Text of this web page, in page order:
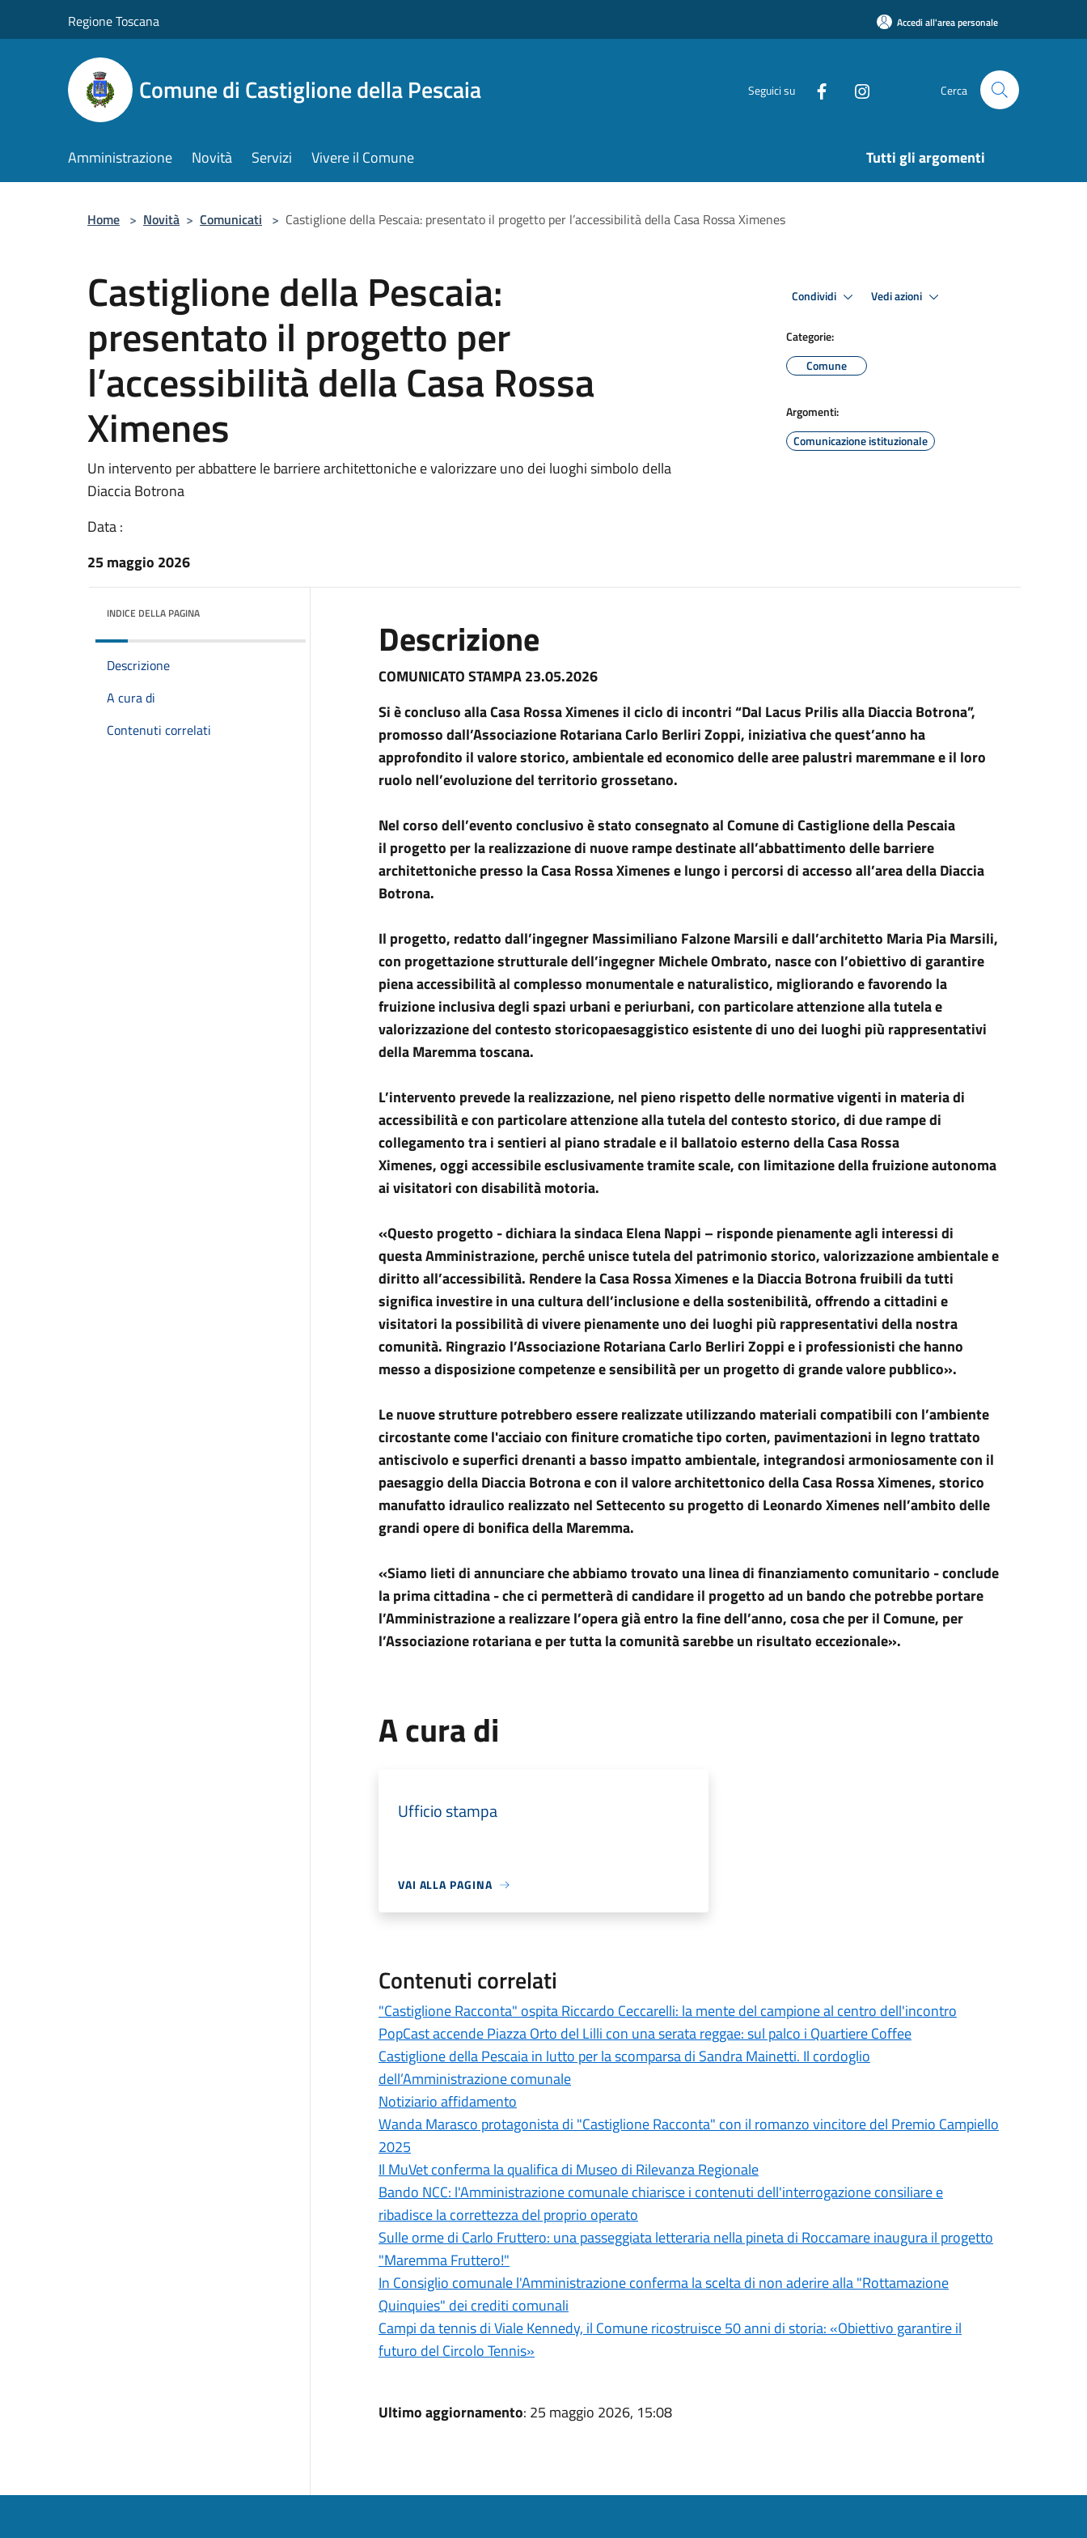
Regione Toscana Accedi all'area personale
Comune di Castiglione della Pescaia Seguici su Cerca
Amministrazione Novità Servizi Vivere il Comune Tutti gli argomenti
Home > Novità > Comunicati > Castiglione della Pescaia: presentato il progetto per l’accessibilità della Casa Rossa Ximenes
Castiglione della Pescaia:
presentato il progetto per
l’accessibilità della Casa Rossa
Ximenes
Un intervento per abbattere le barriere architettoniche e valorizzare uno dei luoghi simbolo della
Diaccia Botrona
Data :
25 maggio 2026
Condividi Vedi azioni
Categorie:
Comune
Argomenti:
Comunicazione istituzionale
INDICE DELLA PAGINA
Descrizione
A cura di
Contenuti correlati
Descrizione
COMUNICATO STAMPA 23.05.2026
Si è concluso alla Casa Rossa Ximenes il ciclo di incontri “Dal Lacus Prilis alla Diaccia Botrona”,
promosso dall’Associazione Rotariana Carlo Berliri Zoppi, iniziativa che quest’anno ha
approfondito il valore storico, ambientale ed economico delle aree palustri maremmane e il loro
ruolo nell’evoluzione del territorio grossetano.
Nel corso dell’evento conclusivo è stato consegnato al Comune di Castiglione della Pescaia
il progetto per la realizzazione di nuove rampe destinate all’abbattimento delle barriere
architettoniche presso la Casa Rossa Ximenes e lungo i percorsi di accesso all’area della Diaccia
Botrona.
Il progetto, redatto dall’ingegner Massimiliano Falzone Marsili e dall’architetto Maria Pia Marsili,
con progettazione strutturale dell’ingegner Michele Ombrato, nasce con l’obiettivo di garantire
piena accessibilità al complesso monumentale e naturalistico, migliorando e favorendo la
fruizione inclusiva degli spazi urbani e periurbani, con particolare attenzione alla tutela e
valorizzazione del contesto storicopaesaggistico esistente di uno dei luoghi più rappresentativi
della Maremma toscana.
L’intervento prevede la realizzazione, nel pieno rispetto delle normative vigenti in materia di
accessibilità e con particolare attenzione alla tutela del contesto storico, di due rampe di
collegamento tra i sentieri al piano stradale e il ballatoio esterno della Casa Rossa
Ximenes,oggiaccessibile esclusivamente tramite scale, con limitazione della fruizione autonoma
ai visitatori con disabilità motoria.
«Questo progetto - dichiara la sindaca Elena Nappi – risponde pienamente agli interessi di
questa Amministrazione, perché unisce tutela del patrimonio storico, valorizzazione ambientale e
diritto all’accessibilità. Rendere la Casa Rossa Ximenes e la Diaccia Botrona fruibili da tutti
significa investire in una cultura dell’inclusione e della sostenibilità, offrendo a cittadini e
visitatori la possibilità di vivere pienamente uno dei luoghi più rappresentativi della nostra
comunità. Ringrazio l’Associazione Rotariana Carlo Berliri Zoppi e i professionisti che hanno
messo a disposizione competenze e sensibilità per un progetto di grande valore pubblico».
Le nuove strutture potrebbero essere realizzate utilizzando materiali compatibili con l’ambiente
circostante come l'acciaio con finiture cromatiche tipo corten, pavimentazioni in legno trattato
antiscivolo e superfici drenanti a basso impatto ambientale, integrandosi armoniosamente con il
paesaggio della Diaccia Botrona e con il valore architettonico della Casa Rossa Ximenes, storico
manufatto idraulico realizzato nel Settecento su progetto di Leonardo Ximenes nell’ambito delle
grandi opere di bonifica della Maremma.
«Siamo lieti di annunciare che abbiamo trovato una linea di finanziamento comunitario - conclude
la prima cittadina - che ci permetterà di candidare il progetto ad un bando che potrebbe portare
l’Amministrazione a realizzare l’opera già entro la fine dell’anno, cosa che per il Comune, per
l’Associazione rotariana e per tutta la comunità sarebbe un risultato eccezionale».
A cura di
Ufficio stampa
VAI ALLA PAGINA
Contenuti correlati
"Castiglione Racconta" ospita Riccardo Ceccarelli: la mente del campione al centro dell'incontro
PopCast accende Piazza Orto del Lilli con una serata reggae: sul palco i Quartiere Coffee
Castiglione della Pescaia in lutto per la scomparsa di Sandra Mainetti. Il cordoglio
dell’Amministrazione comunale
Notiziario affidamento
Wanda Marasco protagonista di "Castiglione Racconta" con il romanzo vincitore del Premio Campiello
2025
Il MuVet conferma la qualifica di Museo di Rilevanza Regionale
Bando NCC: l'Amministrazione comunale chiarisce i contenuti dell'interrogazione consiliare e
ribadisce la correttezza del proprio operato
Sulle orme di Carlo Fruttero: una passeggiata letteraria nella pineta di Roccamare inaugura il progetto
"Maremma Fruttero!"
In Consiglio comunale l'Amministrazione conferma la scelta di non aderire alla "Rottamazione
Quinquies" dei crediti comunali
Campi da tennis di Viale Kennedy, il Comune ricostruisce 50 anni di storia: «Obiettivo garantire il
futuro del Circolo Tennis»
Ultimo aggiornamento: 25 maggio 2026, 15:08